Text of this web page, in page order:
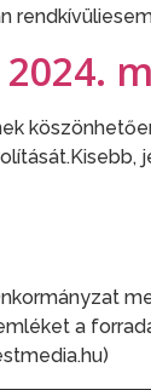
a